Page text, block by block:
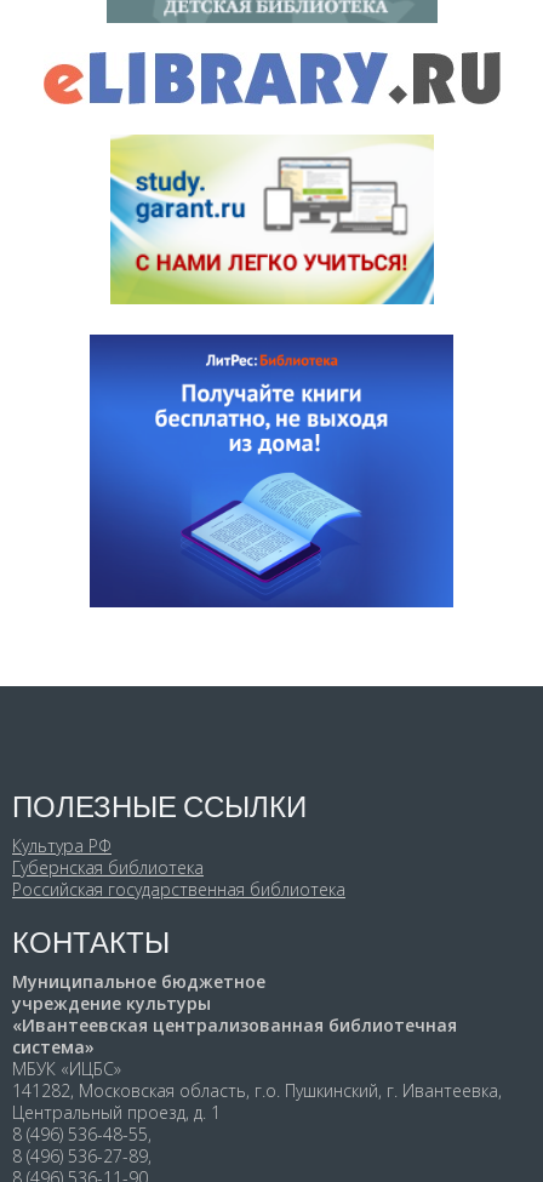
ПОЛЕЗНЫЕ ССЫЛКИ
Культура РФ
Губернская библиотека
Российская государственная библиотека
КОНТАКТЫ
Муниципальное бюджетное
учреждение культуры
«Ивантеевская централизованная библиотечная
система»
МБУК «ИЦБС»
141282, Московская область, г.о. Пушкинский, г. Ивантеевка,
Центральный проезд, д. 1
8 (496) 536-48-55,
8 (496) 536-27-89,